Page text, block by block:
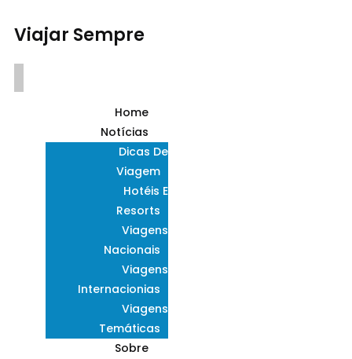
Viajar Sempre
Home
Notícias
Dicas De
Viagem
Hotéis E
Resorts
Viagens
Nacionais
Viagens
Internacionias
Viagens
Temáticas
Sobre